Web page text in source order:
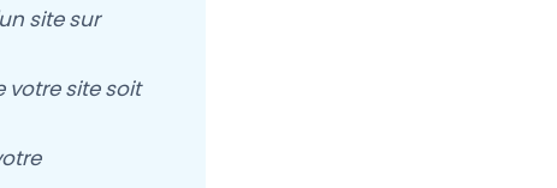
site sur
votre site soit